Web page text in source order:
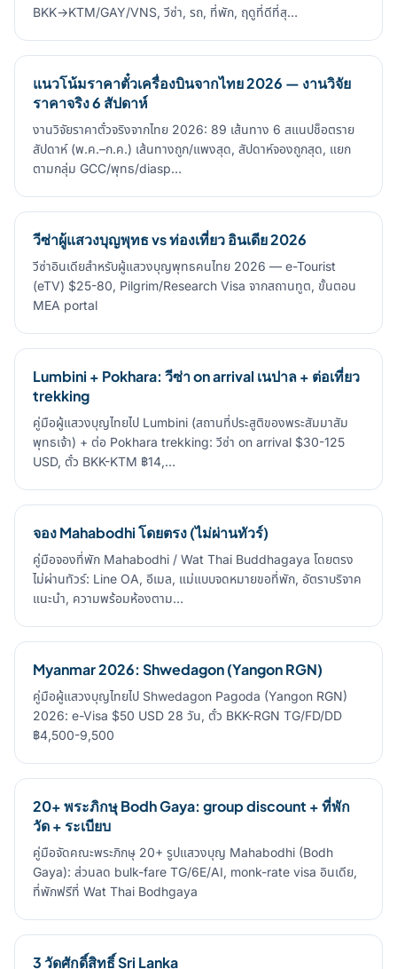
BKK→KTM/GAY/VNS, วีซ่า, รถ, ที่พัก, ฤดูที่ดีที่สุ…
แนวโน้มราคาตั๋วเครื่องบินจากไทย 2026 — งานวิจัย
ราคาจริง 6 สัปดาห์
งานวิจัยราคาตั๋วจริงจากไทย 2026: 89 เส้นทาง 6 สแนปช็อตราย
สัปดาห์ (พ.ค.–ก.ค.) เส้นทางถูก/แพงสุด, สัปดาห์จองถูกสุด, แยก
ตามกลุ่ม GCC/พุทธ/diasp…
วีซ่าผู้แสวงบุญพุทธ vs ท่องเที่ยว อินเดีย 2026
วีซ่าอินเดียสำหรับผู้แสวงบุญพุทธคนไทย 2026 — e-Tourist
(eTV) $25-80, Pilgrim/Research Visa จากสถานทูต, ขั้นตอน
MEA portal
Lumbini + Pokhara: วีซ่า on arrival เนปาล + ต่อเที่ยว
trekking
คู่มือผู้แสวงบุญไทยไป Lumbini (สถานที่ประสูติของพระสัมมาสัม
พุทธเจ้า) + ต่อ Pokhara trekking: วีซ่า on arrival $30-125
USD, ตั๋ว BKK-KTM ฿14,…
จอง Mahabodhi โดยตรง (ไม่ผ่านทัวร์)
คู่มือจองที่พัก Mahabodhi / Wat Thai Buddhagaya โดยตรง
ไม่ผ่านทัวร์: Line OA, อีเมล, แม่แบบจดหมายขอที่พัก, อัตราบริจาค
แนะนำ, ความพร้อมห้องตาม…
Myanmar 2026: Shwedagon (Yangon RGN)
คู่มือผู้แสวงบุญไทยไป Shwedagon Pagoda (Yangon RGN)
2026: e-Visa $50 USD 28 วัน, ตั๋ว BKK-RGN TG/FD/DD
฿4,500-9,500
20+ พระภิกษุ Bodh Gaya: group discount + ที่พัก
วัด + ระเบียบ
คู่มือจัดคณะพระภิกษุ 20+ รูปแสวงบุญ Mahabodhi (Bodh
Gaya): ส่วนลด bulk-fare TG/6E/AI, monk-rate visa อินเดีย,
ที่พักฟรีที่ Wat Thai Bodhgaya
3 วัดศักดิ์สิทธิ์ Sri Lanka